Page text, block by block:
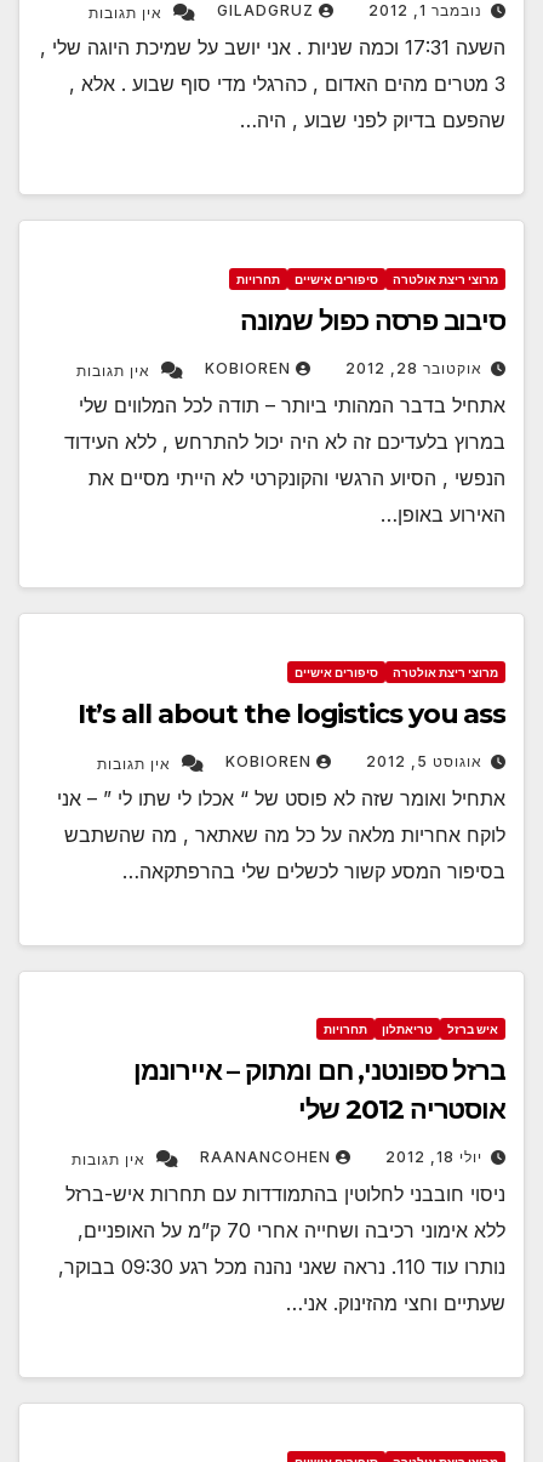
נובמבר 1, 2012 GILADGRUZ אין תגובות
השעה 17:31 וכמה שניות . אני יושב על שמיכת היוגה שלי ,
3 מטרים מהים האדום , כהרגלי מדי סוף שבוע . אלא ,
שהפעם בדיוק לפני שבוע , היה…
מרוצי ריצת אולטרה סיפורים אישיים תחרויות
סיבוב פרסה כפול שמונה
אוקטובר 28, 2012 KOBIOREN אין תגובות
אתחיל בדבר המהותי ביותר – תודה לכל המלווים שלי
במרוץ בלעדיכם זה לא היה יכול להתרחש , ללא העידוד
הנפשי , הסיוע הרגשי והקונקרטי לא הייתי מסיים את
האירוע באופן…
מרוצי ריצת אולטרה סיפורים אישיים
It’s all about the logistics you ass
אוגוסט 5, 2012 KOBIOREN אין תגובות
אתחיל ואומר שזה לא פוסט של “ אכלו לי שתו לי ” – אני
לוקח אחריות מלאה על כל מה שאתאר , מה שהשתבש
בסיפור המסע קשור לכשלים שלי בהרפתקאה…
איש ברזל טריאתלון תחרויות
ברזל ספונטני, חם ומתוק – איירונמן
אוסטריה 2012 שלי
יולי 18, 2012 RAANANCOHEN אין תגובות
ניסוי חובבני לחלוטין בהתמודדות עם תחרות איש-ברזל
ללא אימוני רכיבה ושחייה אחרי 70 ק”מ על האופניים,
נותרו עוד 110. נראה שאני נהנה מכל רגע 09:30 בבוקר,
שעתיים וחצי מהזינוק. אני…